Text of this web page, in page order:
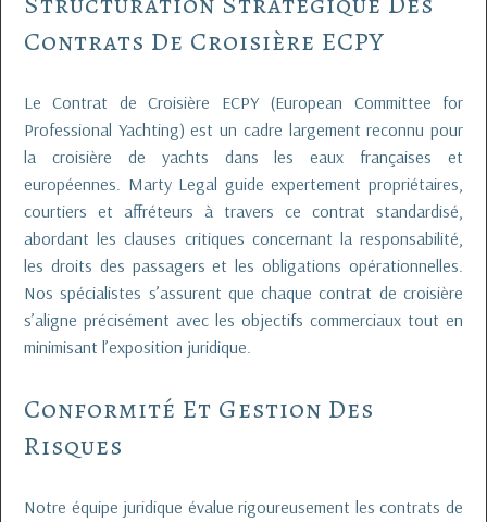
Contrats De Croisière ECPY
Le Contrat de Croisière ECPY (European Committee for
Professional Yachting) est un cadre largement reconnu pour
la croisière de yachts dans les eaux françaises et
européennes. Marty Legal guide expertement propriétaires,
courtiers et affréteurs à travers ce contrat standardisé,
abordant les clauses critiques concernant la responsabilité,
les droits des passagers et les obligations opérationnelles.
Nos spécialistes s’assurent que chaque contrat de croisière
s’aligne précisément avec les objectifs commerciaux tout en
minimisant l’exposition juridique.
Conformité Et Gestion Des
Risques
Notre équipe juridique évalue rigoureusement les contrats de